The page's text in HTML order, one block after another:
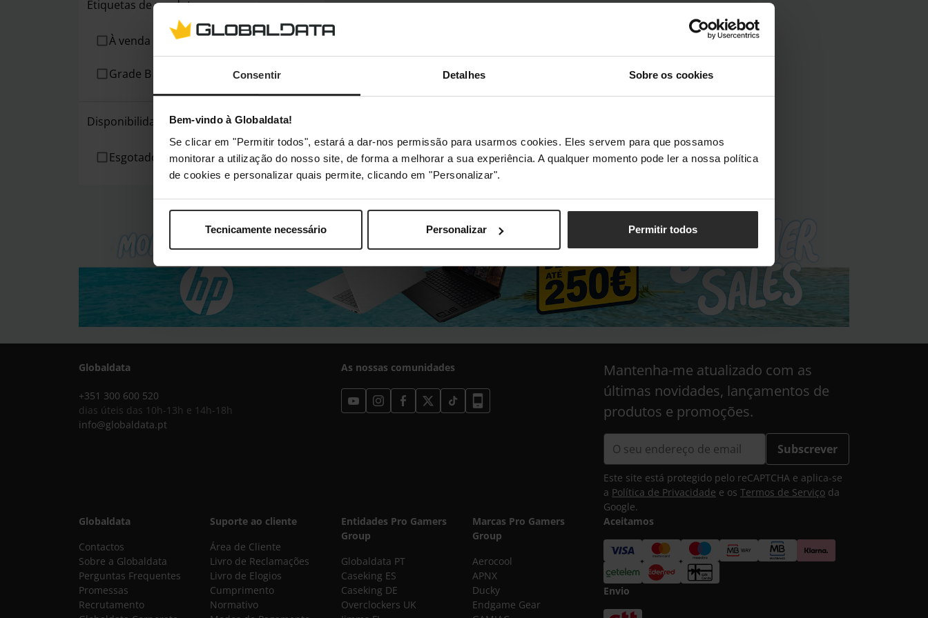
Consentir Detalhes Sobre os cookies
Bem-vindo à Globaldata!
Se clicar em "Permitir todos", estará a dar-nos permissão para usarmos cookies. Eles servem para que possamos
monitorar a utilização do nosso site, de forma a melhorar a sua experiência. A qualquer momento pode ler a nossa política
de cookies e personalizar quais permite, clicando em "Personalizar".
Tecnicamente necessário Personalizar Permitir todos
Etiquetas de produto
À venda
Grade B
Disponibilidade
Esgotado
Globaldata
+351 300 600 520
dias úteis das 10h-13h e 14h-18h
info@globaldata.pt
As nossas comunidades
Mantenha-me atualizado com as
últimas novidades, lançamentos de
produtos e promoções.
Subscrever
Este site está protegido pelo reCAPTCHA e aplica-se
a Política de Privacidade e os Termos de Serviço da
Google.
Globaldata
Contactos
Sobre a Globaldata
Perguntas Frequentes
Promessas
Recrutamento
Suporte ao cliente
Área de Cliente
Livro de Reclamações
Livro de Elogios
Cumprimento
Normativo
Entidades Pro Gamers
Group
Globaldata PT
Caseking ES
Caseking DE
Overclockers UK
Marcas Pro Gamers
Group
Aerocool
APNX
Ducky
Endgame Gear
Aceitamos
Envio